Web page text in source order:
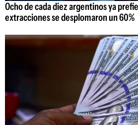
Ocho de cada diez argentinos ya
extracciones se desplomaron un 60%